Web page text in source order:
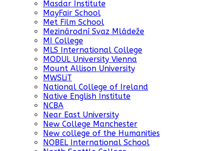
Masdar Institute
MayFair School
Met Film School
Mezinárodní Svaz Mládeže
MI College
MLS International College
MODUL University Vienna
Mount Allison University
MWSLiT
National College of Ireland
Native English Institute
NCBA
Near East University
New College Manchester
New college of the Humanities
NOBEL International School